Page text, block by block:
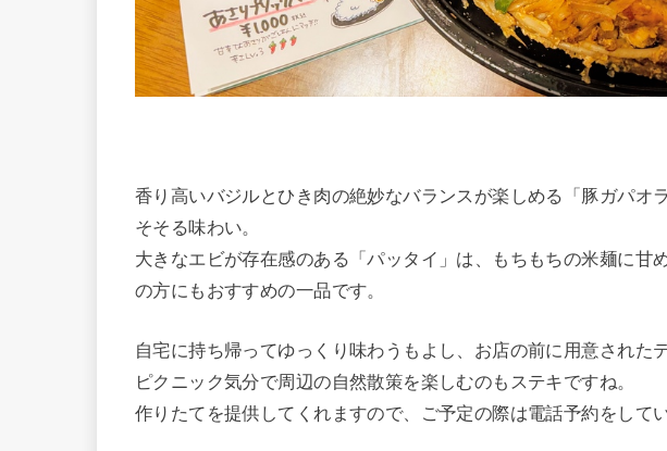
香り高いバジルとひき肉の絶妙なバランスが楽しめる「豚ガパオ
そそる味わい。
大きなエビが存在感のある「パッタイ」は、もちもちの米麺に甘
の方にもおすすめの一品です。
自宅に持ち帰ってゆっくり味わうもよし、お店の前に用意された
ピクニック気分で周辺の自然散策を楽しむのもステキですね。
作りたてを提供してくれますので、ご予定の際は電話予約をして